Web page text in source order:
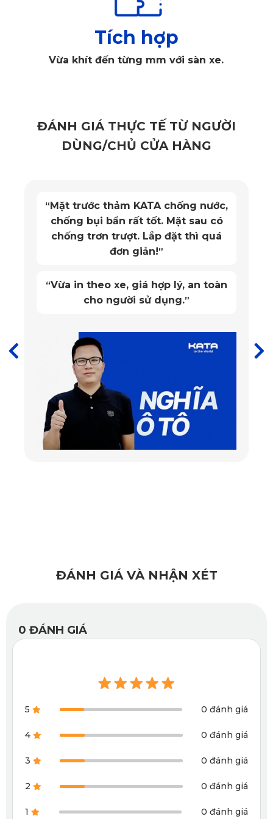
✔️ Chất lượng bền bỉ, tuổi thọ lên đến 20 năm
Với công nghệ hiện đại tiên tiến cùng vật liệu ưu việt, thảm
không chỉ giúp bảo vệ sàn xe mà còn giảm thiểu chi phí
bảo trì và thay thế hiệu quả.
của nội thất xe. Điều này không chỉ mang lại sự hoàn thiện
cấp trong một loạt các màu sắc đa dạng, từ truyền thống
đến hiện đại, giúp phù hợp với nhiều phong cách và sở
Với bộ sưu tập 6 màu sắc riêng biệt bao gồm: đen, kem,
Tích hợp
Vừa khít đến từng mm với sàn xe.
ĐÁNH GIÁ THỰC TẾ TỪ NGƯỜI
DÙNG/CHỦ CỬA HÀNG
“Mặt trước thảm KATA chống nước,
chống bụi bẩn rất tốt. Mặt sau có
chống trơn trượt. Lắp đặt thì quá
đơn giản!”
“Vừa in theo xe, giá hợp lý, an toàn
cho người sử dụng.”
ĐÁNH GIÁ VÀ NHẬN XÉT
0 ĐÁNH GIÁ
5 0 đánh giá
4 0 đánh giá
3 0 đánh giá
2 0 đánh giá
1 0 đánh giá